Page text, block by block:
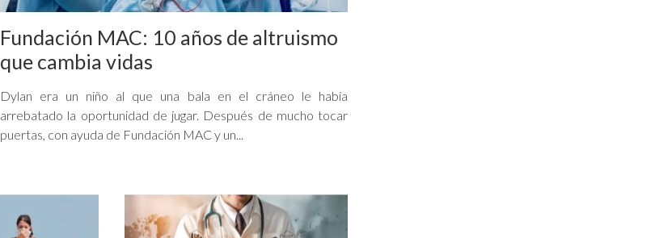
Fundación MAC: 10 años de altruismo
que cambia vidas
Dylan era un niño al que una bala en el cráneo le había
arrebatado la oportunidad de jugar. Después de mucho tocar
puertas, con ayuda de Fundación MAC y un...